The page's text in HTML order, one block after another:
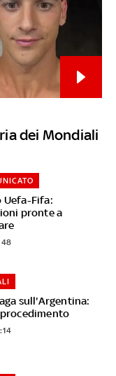
dei Mondiali
Uefa-Fifa:
pronte a
sull'Argentina: